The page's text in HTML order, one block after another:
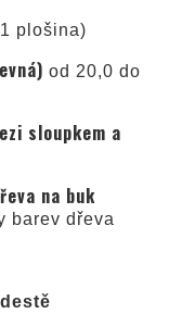
plošina)
od 20,0 do
sloupkem a
na buk
barev dřeva